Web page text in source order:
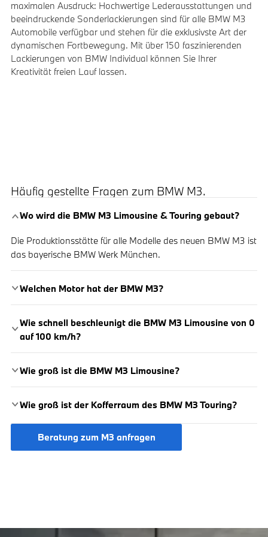
maximalen Ausdruck: Hochwertige Lederausstattungen und
beeindruckende Sonderlackierungen sind für alle BMW M3
Automobile verfügbar und stehen für die exklusivste Art der
dynamischen Fortbewegung. Mit über 150 faszinierenden
Lackierungen von BMW Individual können Sie Ihrer
Kreativität freien Lauf lassen.
Häufig gestellte Fragen zum BMW M3.
Wo wird die BMW M3 Limousine & Touring gebaut?
Die Produktionsstätte für alle Modelle des neuen BMW M3 ist
das bayerische BMW Werk München.
Welchen Motor hat der BMW M3?
Wie schnell beschleunigt die BMW M3 Limousine von 0
auf 100 km/h?
Wie groß ist die BMW M3 Limousine?
Wie groß ist der Kofferraum des BMW M3 Touring?
Beratung zum M3 anfragen